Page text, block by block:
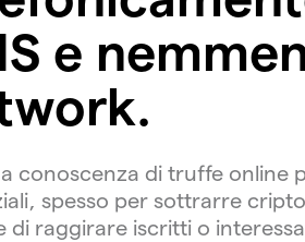
e
conoscenza di truffe online
spesso per sottrarre
di raggirare iscritti o